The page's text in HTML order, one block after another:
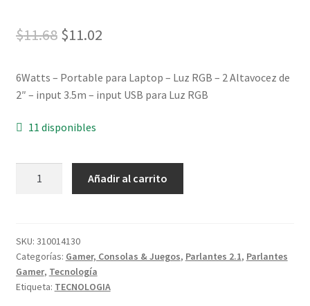
$11.68 $11.02
6Watts – Portable para Laptop – Luz RGB – 2 Altavocez de
2″ – input 3.5m – input USB para Luz RGB
11 disponibles
Añadir al carrito
SKU: 310014130
Categorías: Gamer, Consolas & Juegos, Parlantes 2.1, Parlantes
Gamer, Tecnología
Etiqueta: TECNOLOGIA